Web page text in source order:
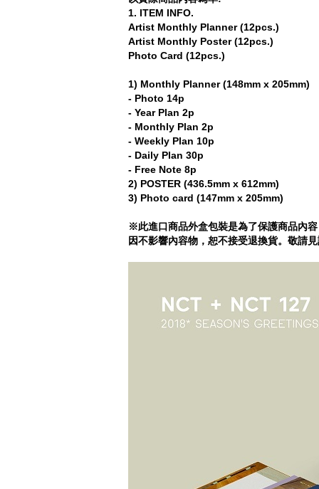
1. ITEM INFO.
Artist Monthly Planner (12pcs.)
Artist Monthly Poster (12pcs.)
Photo Card (12pcs.)
1) Monthly Planner (148mm x 205mm)
- Photo 14p
- Year Plan 2p
- Monthly Plan 2p
- Weekly Plan 10p
- Daily Plan 30p
- Free Note 8p
2) POSTER (436.5mm x 612mm)
3) Photo card (147mm x 205mm)
※此進口商品外盒包裝是為了保護商品內
因不影響內容物，恕不接受退換貨。敬請